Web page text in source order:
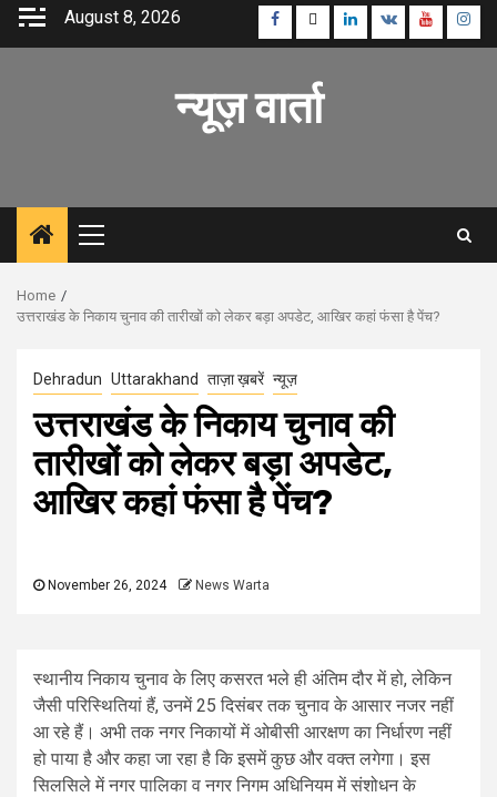
Skip
August 8, 2026 Facebook
TwitterLinkedin
VK Youtube
न्यूज़ वार्ता
Primary
Menu
Home
उत्तराखंड के निकाय चुनाव की तारीखों को लेकर बड़ा अपडेट, आखिर कहां फंसा है पेंच?
Dehradun Uttarakhand ताज़ा ख़बरें न्यूज़
उत्तराखंड के निकाय चुनाव की
तारीखों को लेकर बड़ा अपडेट,
आखिर कहां फंसा है पेंच?
November 26, 2024 News Warta
स्थानीय निकाय चुनाव के लिए कसरत भले ही अंतिम दौर में हो, लेकिन
जैसी परिस्थितियां हैं, उनमें 25 दिसंबर तक चुनाव के आसार नजर नहीं
आ रहे हैं। अभी तक नगर निकायों में ओबीसी आरक्षण का निर्धारण नहीं
हो पाया है और कहा जा रहा है कि इसमें कुछ और वक्त लगेगा। इस
सिलसिले में नगर पालिका व नगर निगम अधिनियम में संशोधन के